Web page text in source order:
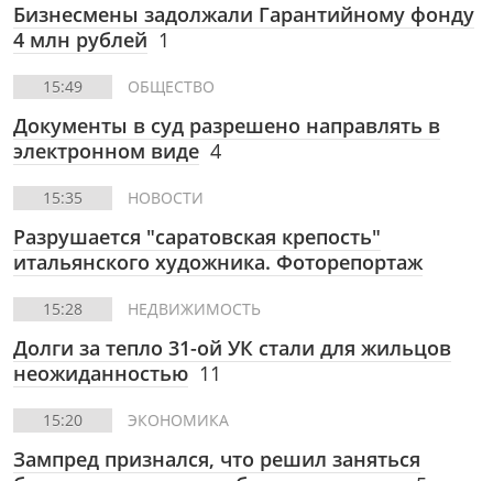
Бизнесмены задолжали Гарантийному фонду
4 млн рублей 1
15:49 ОБЩЕСТВО
Документы в суд разрешено направлять в
электронном виде 4
15:35 НОВОСТИ
Разрушается "саратовская крепость"
итальянского художника. Фоторепортаж
15:28 НЕДВИЖИМОСТЬ
Долги за тепло 31-ой УК стали для жильцов
неожиданностью 11
15:20 ЭКОНОМИКА
Зампред признался, что решил заняться